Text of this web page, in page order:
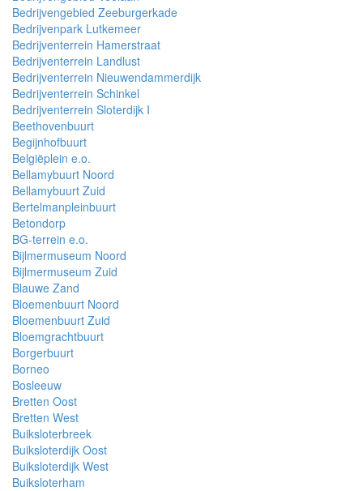
Bedrijvengebied Zeeburgerkade
Bedrijvenpark Lutkemeer
Bedrijventerrein Hamerstraat
Bedrijventerrein Landlust
Bedrijventerrein Nieuwendammerdijk
Bedrijventerrein Schinkel
Bedrijventerrein Sloterdijk I
Beethovenbuurt
Begijnhofbuurt
Belgiëplein e.o.
Bellamybuurt Noord
Bellamybuurt Zuid
Bertelmanpleinbuurt
Betondorp
BG-terrein e.o.
Bijlmermuseum Noord
Bijlmermuseum Zuid
Blauwe Zand
Bloemenbuurt Noord
Bloemenbuurt Zuid
Bloemgrachtbuurt
Borgerbuurt
Borneo
Bosleeuw
Bretten Oost
Bretten West
Buiksloterbreek
Buiksloterdijk Oost
Buiksloterdijk West
Buiksloterham